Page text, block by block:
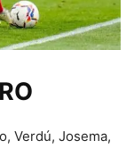
Verdú, Josema,